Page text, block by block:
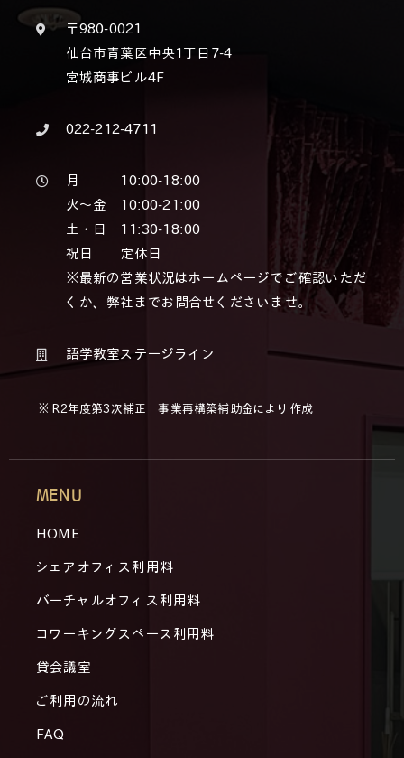
〒980-0021
仙台市青葉区中央1丁目7-4
宮城商事ビル4F
022-212-4711
月 10:00-18:00
火～金 10:00-21:00
土・日 11:30-18:00
祝日 定休日
※最新の営業状況はホームページでご確認いただ
くか、弊社までお問合せくださいませ。
語学教室ステージライン
※ R2年度第3次補正 事業再構築補助金により作成
MENU
HOME
シェアオフィス利用料
バーチャルオフィス利用料
コワーキングスペース利用料
貸会議室
ご利用の流れ
FAQ